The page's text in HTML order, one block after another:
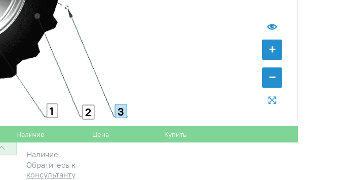
+
−
1 2 3
Наличие Цена Купить
Наличие
Обратитесь к
консультанту